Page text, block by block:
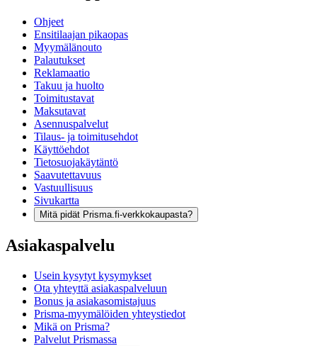
Ohjeet
Ensitilaajan pikaopas
Myymälänouto
Palautukset
Reklamaatio
Takuu ja huolto
Toimitustavat
Maksutavat
Asennuspalvelut
Tilaus- ja toimitusehdot
Käyttöehdot
Tietosuojakäytäntö
Saavutettavuus
Vastuullisuus
Sivukartta
Mitä pidät Prisma.fi-verkkokaupasta?
Asiakaspalvelu
Usein kysytyt kysymykset
Ota yhteyttä asiakaspalveluun
Bonus ja asiakasomistajuus
Prisma-myymälöiden yhteystiedot
Mikä on Prisma?
Palvelut Prismassa